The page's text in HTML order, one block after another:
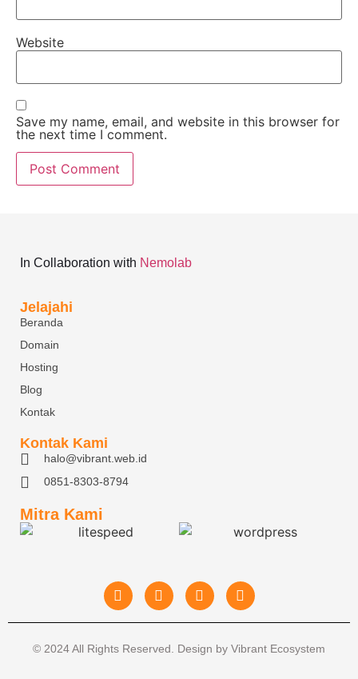
Website
Save my name, email, and website in this browser for
the next time I comment.
In Collaboration with Nemolab
Jelajahi
Beranda
Domain
Hosting
Blog
Kontak
Kontak Kami
halo@vibrant.web.id
0851-8303-8794
Mitra Kami
© 2024 All Rights Reserved. Design by Vibrant Ecosystem